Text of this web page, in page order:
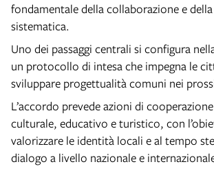
fondamentale della collaborazione e
sistematica.
Uno dei passaggi centrali si configura
un protocollo di intesa che impegna le
sviluppare progettualità comuni nei
L’accordo prevede azioni di
culturale, educativo e turistico, con
valorizzare le identità locali e al tempo
dialogo a livello nazionale e